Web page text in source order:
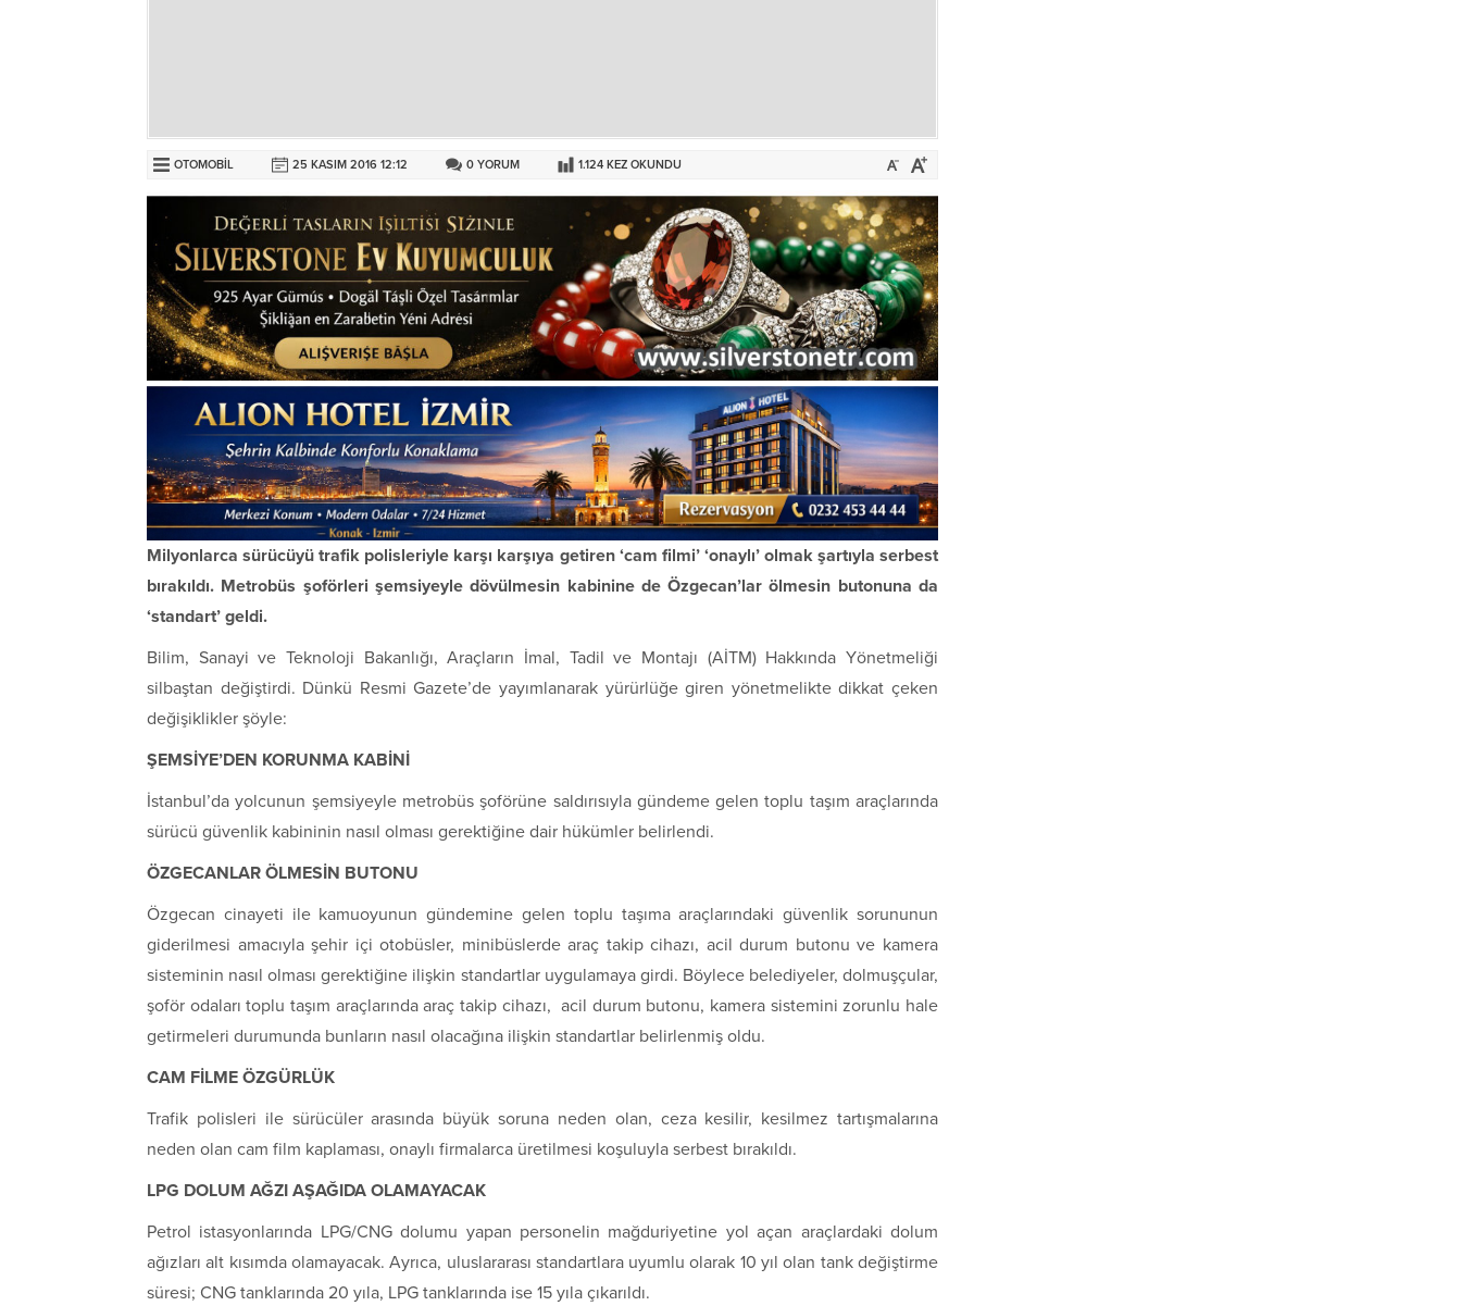
OTOMOBIL 25 KASIM 2016 12:12 0 YORUM 1.124 KEZ OKUNDU
Milyonlarca sürücüyü trafik polisleriyle karşı karşıya getiren ‘cam filmi’ ‘onaylı’ olmak şartıyla serbest
bırakıldı. Metrobüs şoförleri şemsiyeyle dövülmesin kabinine de Özgecan’lar ölmesin butonuna da
‘standart’ geldi.
Bilim, Sanayi ve Teknoloji Bakanlığı, Araçların İmal, Tadil ve Montajı (AİTM) Hakkında Yönetmeliği
silbaştan değiştirdi. Dünkü Resmi Gazete’de yayımlanarak yürürlüğe giren yönetmelikte dikkat çeken
değişiklikler şöyle:
ŞEMSİYE’DEN KORUNMA KABİNİ
İstanbul’da yolcunun şemsiyeyle metrobüs şoförüne saldırısıyla gündeme gelen toplu taşım araçlarında
sürücü güvenlik kabininin nasıl olması gerektiğine dair hükümler belirlendi.
ÖZGECANLAR ÖLMESİN BUTONU
Özgecan cinayeti ile kamuoyunun gündemine gelen toplu taşıma araçlarındaki güvenlik sorununun
giderilmesi amacıyla şehir içi otobüsler, minibüslerde araç takip cihazı, acil durum butonu ve kamera
sisteminin nasıl olması gerektiğine ilişkin standartlar uygulamaya girdi. Böylece belediyeler, dolmuşçular,
şoför odaları toplu taşım araçlarında araç takip cihazı, acil durum butonu, kamera sistemini zorunlu hale
getirmeleri durumunda bunların nasıl olacağına ilişkin standartlar belirlenmiş oldu.
CAM FİLME ÖZGÜRLÜK
Trafik polisleri ile sürücüler arasında büyük soruna neden olan, ceza kesilir, kesilmez tartışmalarına
neden olan cam film kaplaması, onaylı firmalarca üretilmesi koşuluyla serbest bırakıldı.
LPG DOLUM AĞZI AŞAĞIDA OLAMAYACAK
Petrol istasyonlarında LPG/CNG dolumu yapan personelin mağduriyetine yol açan araçlardaki dolum
ağızları alt kısımda olamayacak. Ayrıca, uluslararası standartlara uyumlu olarak 10 yıl olan tank değiştirme
süresi; CNG tanklarında 20 yıla, LPG tanklarında ise 15 yıla çıkarıldı.